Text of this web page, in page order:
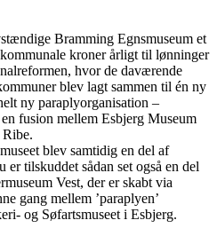
Bramming Egnsmuseum et
kroner årligt til lønninger
hvor de daværende
blev lagt sammen til én ny
ny paraplyorganisation –
fusion mellem Esbjerg Museum
blev samtidig en del af
er tilskuddet sådan set også en del
Vest, der er skabt via
gang mellem ’paraplyen’
og Søfartsmuseet i Esbjerg.